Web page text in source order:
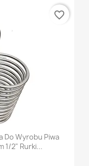
Do Wyrobu Piwa
1/2" Rurki...
favorite_border